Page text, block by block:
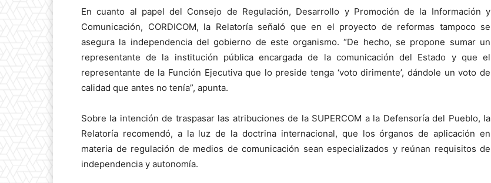
En cuanto al papel del Consejo de Regulación, Desarrollo y Promoción de la Información y
Comunicación, CORDICOM, la Relatoría señaló que en el proyecto de reformas tampoco se
asegura la independencia del gobierno de este organismo. “De hecho, se propone sumar un
representante de la institución pública encargada de la comunicación del Estado y que el
representante de la Función Ejecutiva que lo preside tenga ‘voto dirimente’, dándole un voto de
calidad que antes no tenía”, apunta.
Sobre la intención de traspasar las atribuciones de la SUPERCOM a la Defensoría del Pueblo, la
Relatoría recomendó, a la luz de la doctrina internacional, que los órganos de aplicación en
materia de regulación de medios de comunicación sean especializados y reúnan requisitos de
independencia y autonomía.